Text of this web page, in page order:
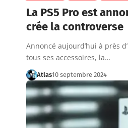
La PS5 Pro est
crée la controverse
Annoncé aujourd’hui à près
tous ses accessoires, la…
Atlas10 septembre 2024